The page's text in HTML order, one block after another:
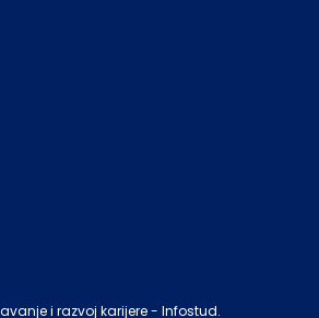
i razvoj karijere - Infostud.